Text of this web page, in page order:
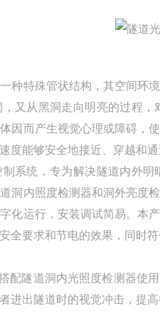
种特殊管状结构，其空间环
又从黑洞走向明亮的过程
因而产生视觉心理或障碍，
度能够安全地接近、穿越和通
系统，专为解决隧道内外
洞内照度检测器和洞外亮度
化运行，安装调试简易。本
全要求和节电的效果，同时
配隧道洞内光照度检测器使
进出隧道时的视觉冲击，提高